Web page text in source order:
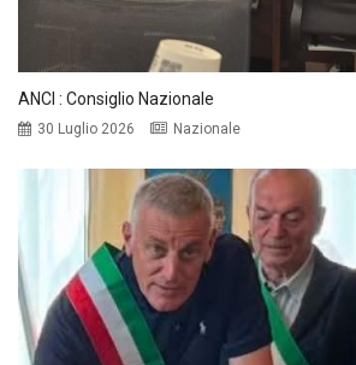
ANCI : Consiglio Nazionale
30 Luglio 2026 Nazionale